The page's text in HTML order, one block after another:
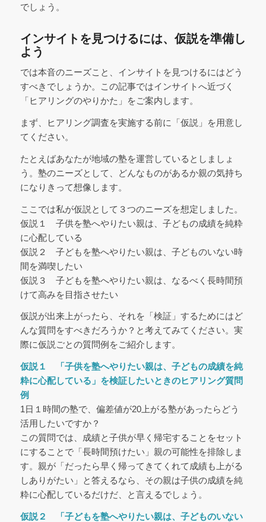
でしょう。
インサイトを見つけるには、仮説を準備し
よう
では本音のニーズこと、インサイトを見つけるにはどう
すべきでしょうか。この記事ではインサイトへ近づく
「ヒアリングのやりかた」をご案内します。
まず、ヒアリング調査を実施する前に「仮説」を用意し
てください。
たとえばあなたが地域の塾を運営しているとしましょ
う。塾のニーズとして、どんなものがあるか親の気持ち
になりきって想像します。
ここでは私が仮説として３つのニーズを想定しました。
仮説１ 子供を塾へやりたい親は、子どもの成績を純粋
に心配している
仮説２ 子どもを塾へやりたい親は、子どものいない時
間を満喫したい
仮説３ 子どもを塾へやりたい親は、なるべく長時間預
けて高みを目指させたい
仮説が出来上がったら、それを「検証」するためにはど
んな質問をすべきだろうか？と考えてみてください。実
際に仮説ごとの質問例をご紹介します。
仮説１ 「子供を塾へやりたい親は、子どもの成績を純
粋に心配している」を検証したいときのヒアリング質問
例
1日１時間の塾で、偏差値が20上がる塾があったらどう
活用したいですか？
この質問では、成績と子供が早く帰宅することをセット
にすることで「長時間預けたい」親の可能性を排除しま
す。親が「だったら早く帰ってきてくれて成績も上がる
しありがたい」と答えるなら、その親は子供の成績を純
粋に心配しているだけだ、と言えるでしょう。
仮説２ 「子どもを塾へやりたい親は、子どものいない